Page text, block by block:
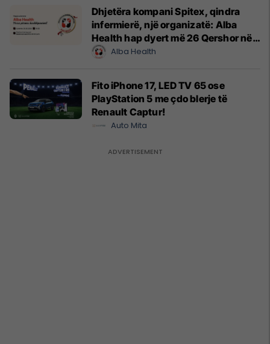
Dhjetëra kompani Spitex, qindra
infermierë, një organizatë: Alba
Health hap dyert më 26 Qershor në
CyrihAlba Health
Fito iPhone 17, LED TV 65 ose
PlayStation 5 me çdo blerje të
Renault Captur!
Auto Mita